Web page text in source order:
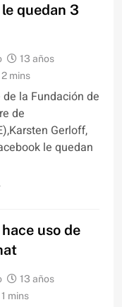
quedan 3
13 años
2 mins
la Fundación de
de
Gerloff,
le quedan
uso de
13 años
1 mins